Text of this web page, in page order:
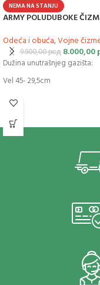
NEMA NA STANJU
ARMY POLUDUBOKE
Odeća i obuća,Vojne
9.900,00рсд 8.000,00
Dužina unutrašnjeg gazišta:
Vel 45- 29,5cm